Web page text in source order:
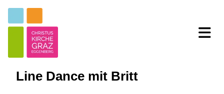
Line Dance mit Britt